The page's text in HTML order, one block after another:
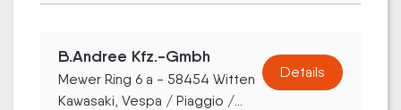
B.Andree Kfz.-Gmbh
Mewer Ring 6 a - 58454 Witten
Kawasaki, Vespa / Piaggio /...
Details